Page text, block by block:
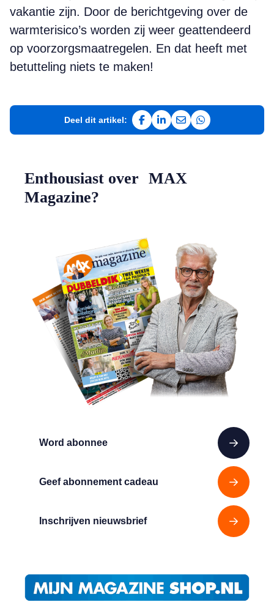
vakantie zijn. Door de berichtgeving over de
warmterisico’s worden zij weer geattendeerd
op voorzorgsmaatregelen. En dat heeft met
betutteling niets te maken!
Deel dit artikel:
Deel op Facebook
Deel op LinkedIn
Deel via e-mail
Deel via
Word abonnee
Geef abonnement cadeau
Inschrijven nieuwsbrief
Enthousiast over MAX
Magazine?